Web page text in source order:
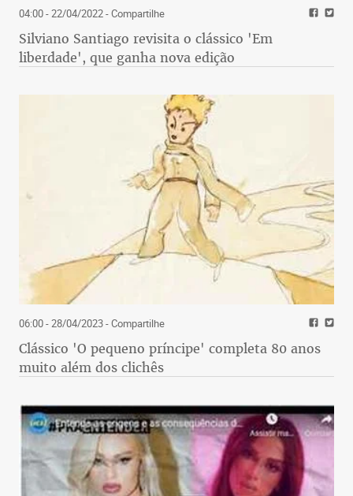
04:00 - 22/04/2022- Compartilhe
Silviano Santiago revisita o clássico 'Em
liberdade', que ganha nova edição
06:00 - 28/04/2023- Compartilhe
Clássico 'O pequeno príncipe' completa 80 anos
muito além dos clichês